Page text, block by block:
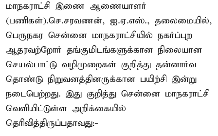
மாநகராட்சி இணை ஆணையாளர்
(பணிகள்).செ.சரவணன், ஐ.ஏ.எஸ்., தலைமையில்,
பெருநகர சென்னை மாநகராட்சியில் நகர்ப்புற
ஆதரவற்றோர் தங்குமிடங்களுக்கான நிலையான
செயல்பாட்டு வழிமுறைகள் குறித்து தன்னார்வ
தொண்டு நிறுவனத்தினருக்கான பயிற்சி இன்று
நடைபெற்றது. இது குறித்து சென்னை மாநகராட்சி
வெளியிட்டுள்ள அறிக்கையில்
தெரிவித்திருப்பதாவது:-